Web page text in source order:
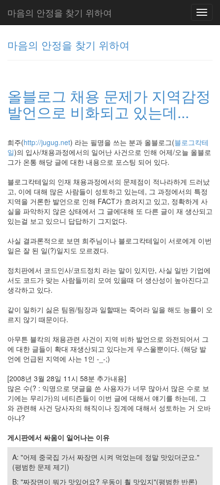
마음의 안정을 찾기 위하여
마음의 안정을 찾기 위하여
올블로그 채용 문제가 지역감정
발언으로 비화되고 있는데...
희주(http://jugug.net) 라는 필명을 쓰는 분과 올블로그(블로그칵테
일)의 입사/채용과정에서의 일어난 사건으로 인해 어제/오늘 올블로
그가 온통 해당 글에 대한 내용으로 포스팅 되어 있다.
블로그칵테일의 인재 채용과정에서의 문제점이 적나라하게 드러났
고, 이에 대해 많은 사람들이 성토하고 있는데, 그 과정에서의 특정
지역을 거론한 발언으로 인해 FACT가 흐려지고 있고, 정확하게 사
실을 파악하지 않은 상태에서 그 글에대해 또 다른 글이 재 생산되고
있는걸 보고 있으니 답답하기 그지없다.
사실 결과론적으로 보면 희주님이나 블로그칵테일이 서로에게 이번
일은 잘 된 일(?)일지도 모르겠다.
정치판에서 코드인사/코드정치 라는 말이 있지만, 사실 일반 기업에
서도 코드가 맞는 사람들끼리 모여 있을때 더 생산성이 높아진다고
생각하고 있다.
같이 일하기 싫은 팀원/팀장과 일할때는 죽어라 일을 해도 능률이 오
르지 않기 때문이다.
아무튼 블칵의 채용관련 사건이 지역 비하 발언으로 와전되어서 그
에 대한 글들이 확대 재생산되고 있다는게 우스울뿐이다. (해당 발
언에 언급된 지역에 사는 1인 -_-;)
[2008년 3월 28일 11시 58분 추가내용]
많은 수(? : 익명으로 댓글을 쓴 사용자가 너무 많아서 많은 수로 보
기에는 무리가)의 네티즌들이 이번 글에 대해서 얘기를 하는데, 그
와 관련해 사건 당사자의 해직이나 징계에 대해서 성토하는 거 오바
아냐?
게시판에서 싸움이 일어나는 이유
A: "어제 중국집 가서 짜장면 시켜 먹었는데 정말 맛있더군요."
(평범한 문제 제기)
B: "짜장면이 뭐가 맛있어요? 우동이 훨 맛있지"(평범한 반론)
움
(복
분
자
Tag
주
절
주
절
델
파
이
이
박
영
화
FreeWare
프
리
웨
드